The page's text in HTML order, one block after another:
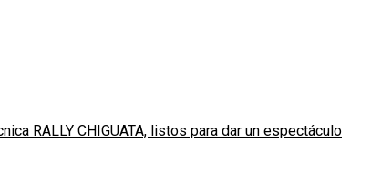
RALLY CHIGUATA, listos para dar un espectáculo